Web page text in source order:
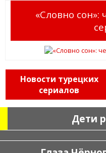
«Словно сон»:
Новости турецких
сериалов
Дети